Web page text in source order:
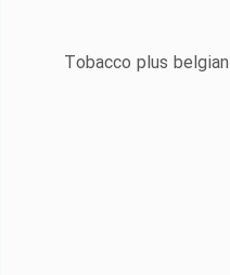
Tobacco plus belgian